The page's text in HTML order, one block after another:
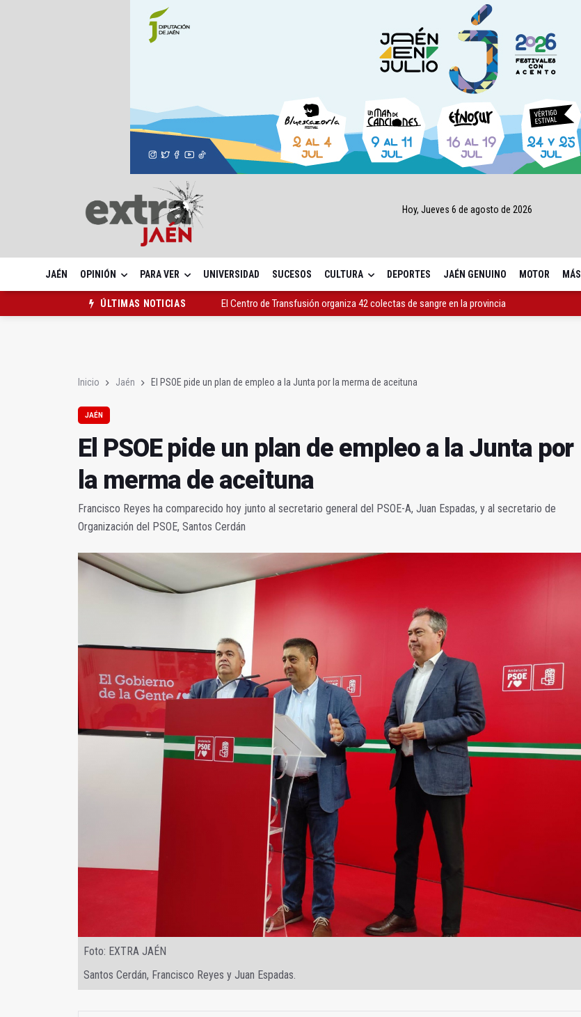
Hoy, Jueves 6 de agosto de 2026
JAÉN OPINIÓN PARA VER UNIVERSIDAD SUCESOS CULTURA DEPORTES JAÉN GENUINO MOTOR MÁS
ÚLTIMAS NOTICIAS
El Centro de Transfusión organiza 42 colectas de sangre en la provincia
Inicio Jaén El PSOE pide un plan de empleo a la Junta por la merma de aceituna
JAÉN
El PSOE pide un plan de empleo a la Junta por
la merma de aceituna
Francisco Reyes ha comparecido hoy junto al secretario general del PSOE-A, Juan Espadas, y al secretario de
Organización del PSOE, Santos Cerdán
Foto: EXTRA JAÉN
Santos Cerdán, Francisco Reyes y Juan Espadas.